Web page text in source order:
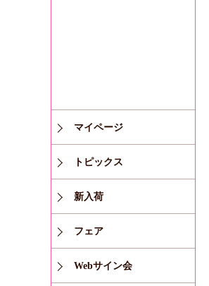
マイページ
トピックス
新入荷
フェア
Webサイン会